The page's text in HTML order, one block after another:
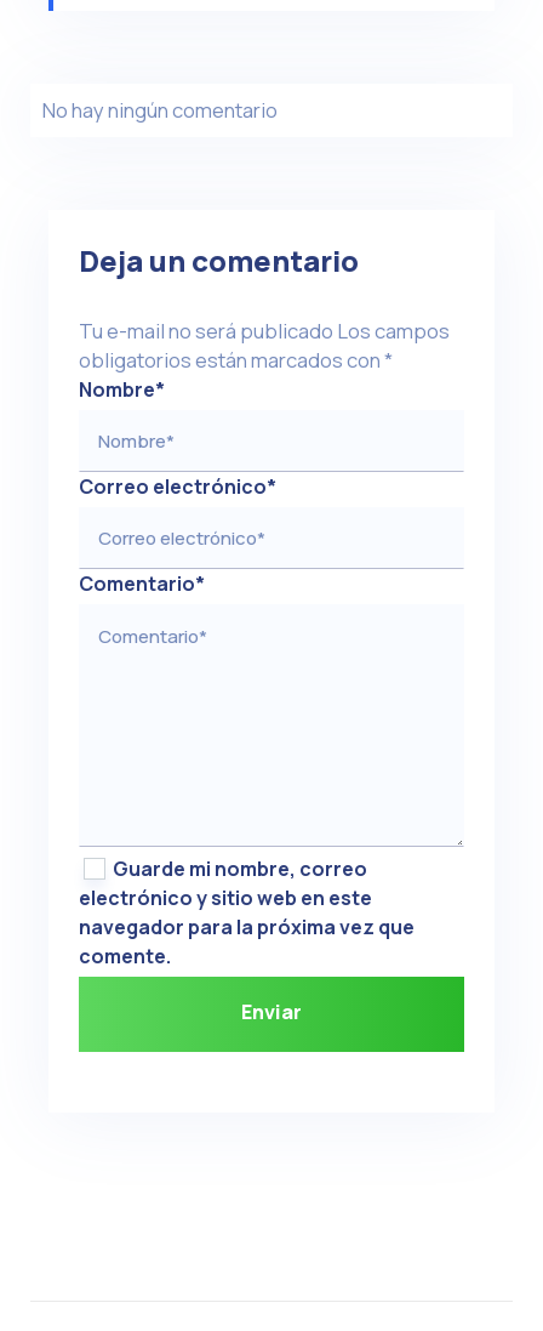
No hay ningún comentario
Deja un comentario
Tu e-mail no será publicado Los campos
obligatorios están marcados con*
Nombre*
Correo electrónico*
Comentario*
Guarde mi nombre, correo
electrónico y sitio web en este
navegador para la próxima vez que
comente.